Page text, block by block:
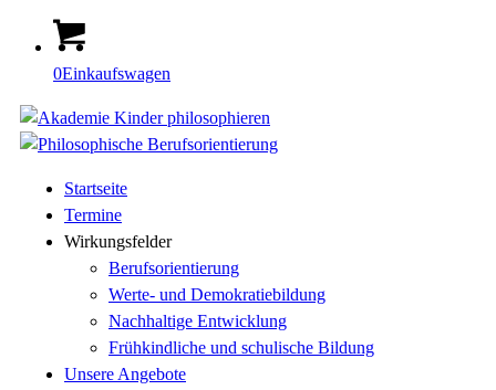
0Einkaufswagen
Startseite
Termine
Wirkungsfelder
Berufsorientierung
Werte- und Demokratiebildung
Nachhaltige Entwicklung
Frühkindliche und schulische Bildung
Unsere Angebote